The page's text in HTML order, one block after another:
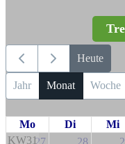
Heute
Jahr Monat Woche
Mo Di Mi
KW3127 28